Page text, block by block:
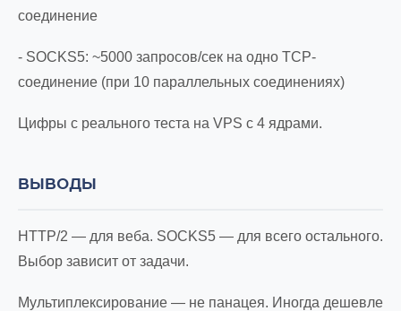
соединение
- SOCKS5: ~5000 запросов/сек на одно TCP-
соединение (при 10 параллельных соединениях)
Цифры с реального теста на VPS с 4 ядрами.
ВЫВОДЫ
HTTP/2 — для веба. SOCKS5 — для всего остального.
Выбор зависит от задачи.
Мультиплексирование — не панацея. Иногда дешевле